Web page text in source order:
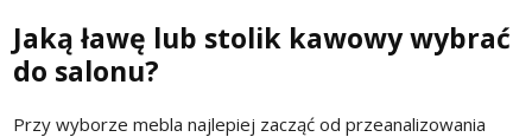
Jaką ławę lub stolik kawowy wybrać
do salonu?
Przy wyborze mebla najlepiej zacząć od przeanalizowania